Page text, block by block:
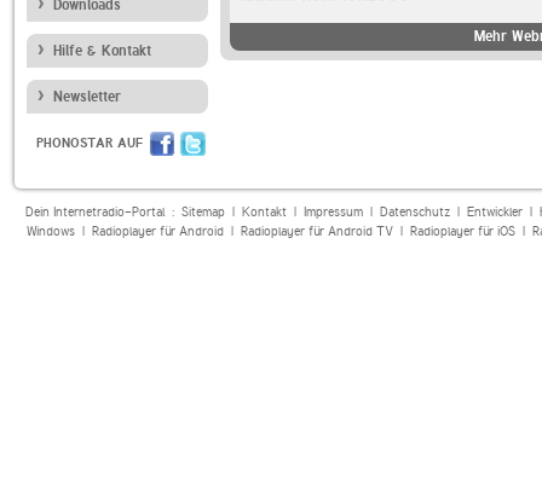
Downloads
Hilfe & Kontakt
Newsletter
PHONOSTAR AUF
Mehr
Dein Internetradio-Portal : Sitemap| Kontakt| Impressum| Datenschutz| Entwickler|
Windows| Radioplayer für Android| Radioplayer für Android TV| Radioplayer für iOS|